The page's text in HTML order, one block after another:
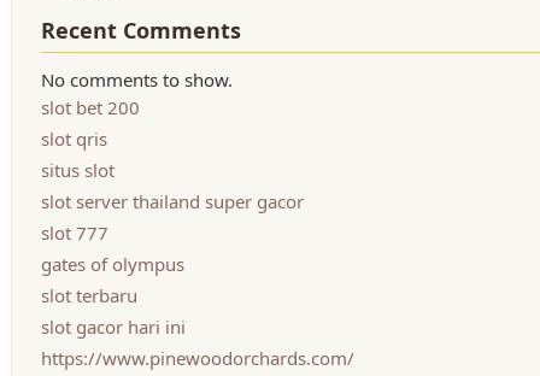
Recent Comments
No comments to show.
slot bet 200
slot qris
situs slot
slot server thailand super gacor
slot 777
gates of olympus
slot terbaru
slot gacor hari ini
https://www.pinewoodorchards.com/